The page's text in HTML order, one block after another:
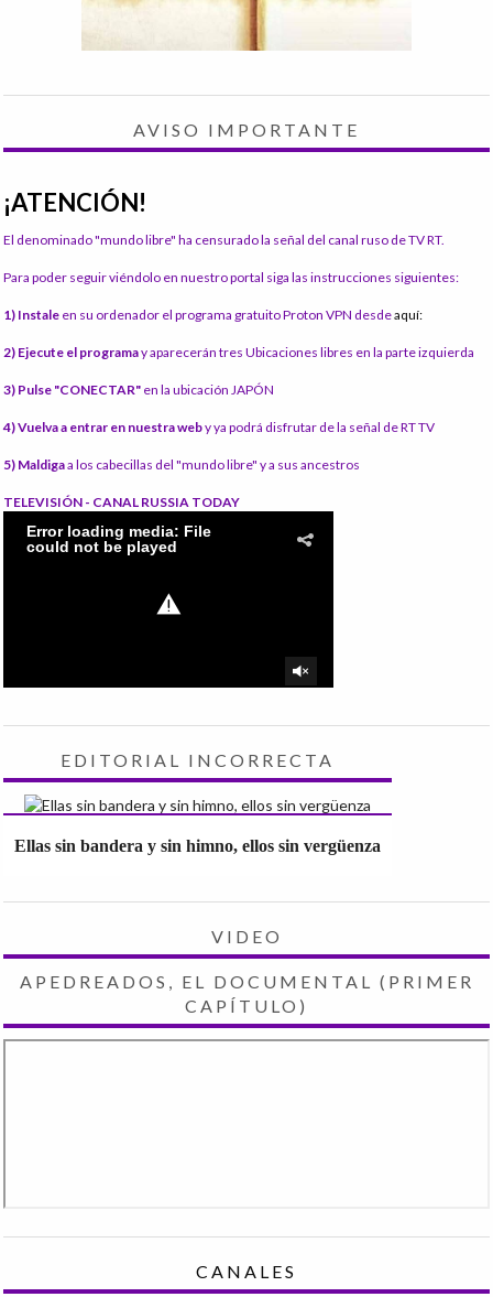
AVISO IMPORTANTE
¡ATENCIÓN!
El denominado "mundo libre" ha censurado la señal del canal ruso de TV RT.
Para poder seguir viéndolo en nuestro portal siga las instrucciones siguientes:
1) Instale en su ordenador el programa gratuito Proton VPN desdeaquí:
2) Ejecute el programay aparecerán tres Ubicaciones libres en la parte izquierda
3) Pulse "CONECTAR" en la ubicación JAPÓN
4) Vuelva a entrar en nuestra weby ya podrá disfrutar de la señal de RT TV
5) Maldigaa los cabecillas del "mundo libre" y a sus ancestros
TELEVISIÓN - CANAL RUSSIA TODAY
EDITORIAL INCORRECTA
Ellas sin bandera y sin himno, ellos sin vergüenza
VIDEO
APEDREADOS, EL DOCUMENTAL (PRIMER
CAPÍTULO)
CANALES